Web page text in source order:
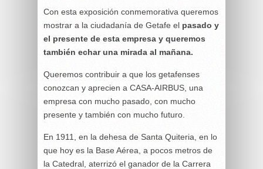
Con esta exposición conmemorativa queremos
mostrar a la ciudadanía de Getafe el pasado y
el presente de esta empresa y queremos
también echar una mirada al mañana.
Queremos contribuir a que los getafenses
conozcan y aprecien a CASA-AIRBUS, una
empresa con mucho pasado, con mucho
presente y también con mucho futuro.
En 1911, en la dehesa de Santa Quiteria, en lo
que hoy es la Base Aérea, a pocos metros de
la Catedral, aterrizó el ganador de la Carrera